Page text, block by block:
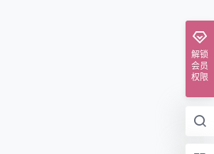
解锁
会员
权限